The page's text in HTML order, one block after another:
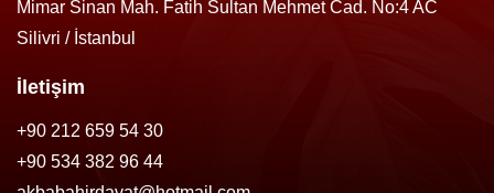
Mimar Sinan Mah. Fatih Sultan Mehmet Cad. No:4 AC
Silivri / İstanbul
İletişim
+90 212 659 54 30
+90 534 382 96 44